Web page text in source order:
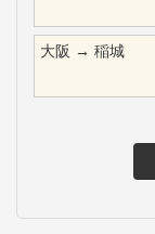
大阪 → 稲城